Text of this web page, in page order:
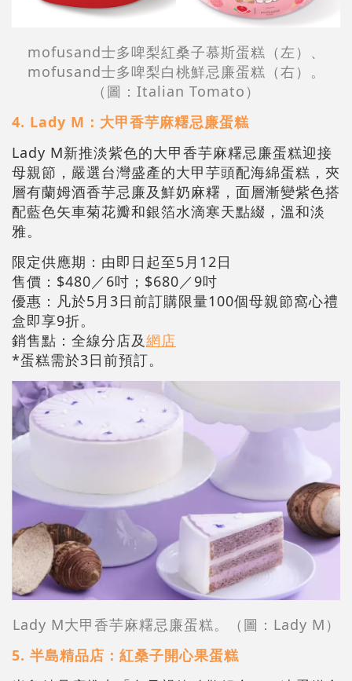
mofusand士多啤梨紅桑子慕斯蛋糕（左）、
mofusand士多啤梨白桃鮮忌廉蛋糕（右）。
（圖：Italian Tomato）
4. Lady M：大甲香芋麻糬忌廉蛋糕
Lady M新推淡紫色的大甲香芋麻糬忌廉蛋糕迎接
母親節，嚴選台灣盛產的大甲芋頭配海綿蛋糕，夾
層有蘭姆酒香芋忌廉及鮮奶麻糬，面層漸變紫色搭
配藍色矢車菊花瓣和銀箔水滴寒天點綴，溫和淡
雅。
限定供應期：由即日起至5月12日
售價：$480／6吋；$680／9吋
優惠：凡於5月3日前訂購限量100個母親節窩心禮
盒即享9折。
銷售點：全線分店及網店
*蛋糕需於3日前預訂。
Lady M大甲香芋麻糬忌廉蛋糕。（圖：Lady M）
5. 半島精品店：紅桑子開心果蛋糕